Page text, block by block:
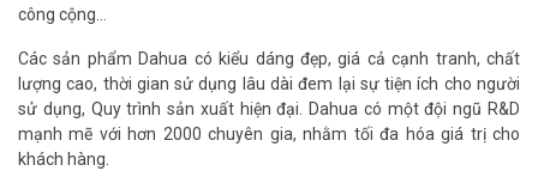
công cộng…
Các sản phẩm Dahua có kiểu dáng đẹp, giá cả cạnh tranh, chất
lượng cao, thời gian sử dụng lâu dài đem lại sự tiện ích cho người
sử dụng, Quy trình sản xuất hiện đại. Dahua có một đội ngũ R&D
mạnh mẽ với hơn 2000 chuyên gia, nhằm tối đa hóa giá trị cho
khách hàng.